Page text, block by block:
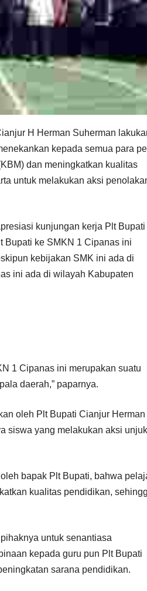
H Herman Suherman
kepada semua para
dan meningkatkan kualitas
untuk melakukan aksi
kunjungan kerja Plt Bupati
Bupati ke SMKN 1 Cipanas ini
kebijakan SMK ini ada di
ini ada di wilayah Kabupaten
1 Cipanas ini merupakan suatu
daerah,” paparnya.
oleh Plt Bupati Cianjur Herman
siswa yang melakukan aksi unjuk
bapak Plt Bupati, bahwa
kualitas pendidikan,
untuk senantiasa
kepada guru pun Plt Bupati
sarana pendidikan.